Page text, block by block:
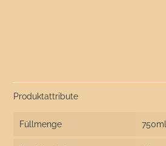
Produktattribute
Füllmenge 750ml